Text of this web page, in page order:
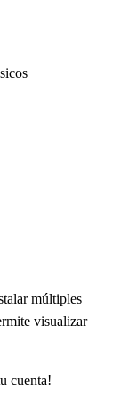
múltiples
visualizar
cuenta!